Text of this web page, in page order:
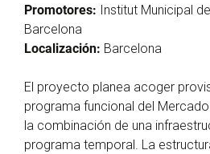
Promotores: Institut Municipal
Barcelona
Localización: Barcelona
El proyecto planea acoger
programa funcional del
la combinación de una
programa temporal. La